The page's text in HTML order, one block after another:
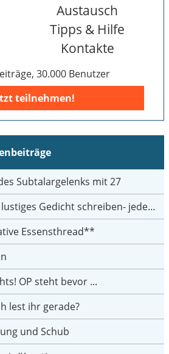
Austausch
Tipps & Hilfe
Kontakte
30.000 Benutzer
teilnehmen!
Subtalargelenks mit 27
Gedicht schreiben- jeder einen Satz
Essensthread**
OP steht bevor ...
lest ihr gerade?
und Schub